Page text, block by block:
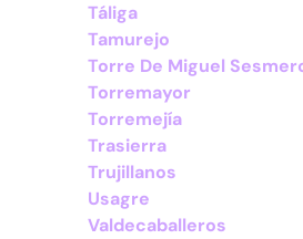
Táliga
Tamurejo
Torre De Miguel
Torremayor
Torremejía
Trasierra
Trujillanos
Usagre
Valdecaballeros